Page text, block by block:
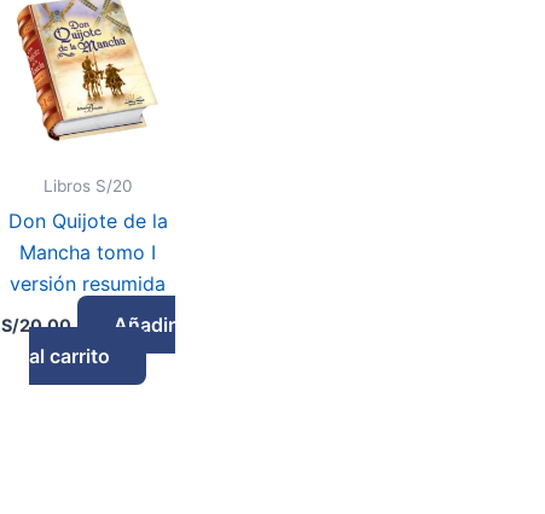
Libros S/20
Don Quijote de la
Mancha tomo I
versión resumida
S/20.00
Añadir
al carrito